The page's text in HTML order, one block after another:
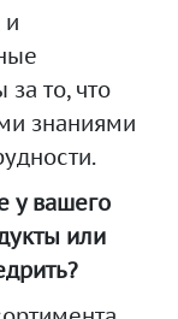
и
то, что
знаниями
у вашего
или